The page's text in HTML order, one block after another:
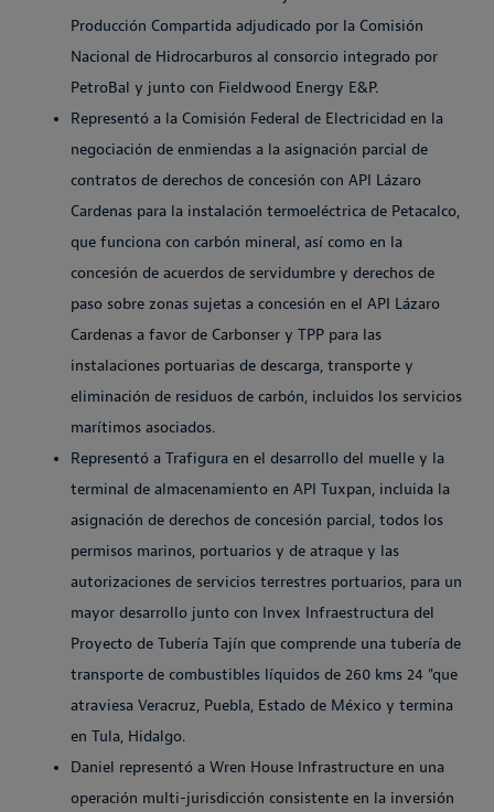
Producción Compartida adjudicado por la Comisión
Nacional de Hidrocarburos al consorcio integrado por
PetroBal y junto con Fieldwood Energy E&P.
Representó a la Comisión Federal de Electricidad en la
negociación de enmiendas a la asignación parcial de
contratos de derechos de concesión con API Lázaro
Cardenas para la instalación termoeléctrica de Petacalco,
que funciona con carbón mineral, así como en la
concesión de acuerdos de servidumbre y derechos de
paso sobre zonas sujetas a concesión en el API Lázaro
Cardenas a favor de Carbonser y TPP para las
instalaciones portuarias de descarga, transporte y
eliminación de residuos de carbón, incluidos los servicios
marítimos asociados.
Representó a Trafigura en el desarrollo del muelle y la
terminal de almacenamiento en API Tuxpan, incluida la
asignación de derechos de concesión parcial, todos los
permisos marinos, portuarios y de atraque y las
autorizaciones de servicios terrestres portuarios, para un
mayor desarrollo junto con Invex Infraestructura del
Proyecto de Tubería Tajín que comprende una tubería de
transporte de combustibles líquidos de 260 kms 24 "que
atraviesa Veracruz, Puebla, Estado de México y termina
en Tula, Hidalgo.
Daniel representó a Wren House Infrastructure en una
operación multi-jurisdicción consistente en la inversión